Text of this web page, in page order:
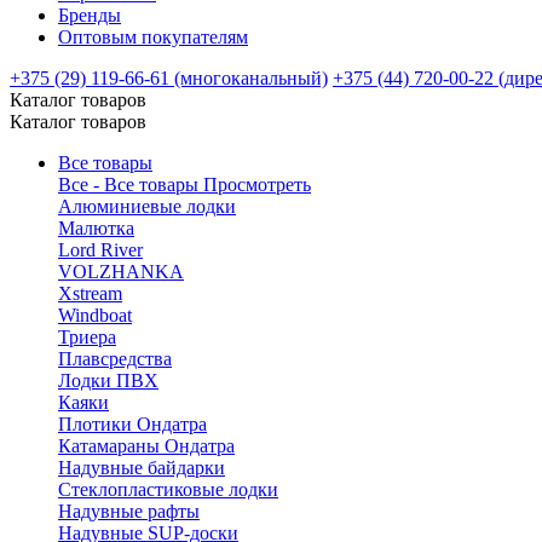
Бренды
Оптовым покупателям
+375 (29) 119-66-61 (многоканальный) +375 (44) 720-00-22
Каталог товаров
Каталог товаров
Все товары
Все - Все товары Просмотреть
Алюминиевые лодки
Малютка
Lord River
VOLZHANKA
Xstream
Windboat
Триера
Плавсредства
Лодки ПВХ
Каяки
Плотики Ондатра
Катамараны Ондатра
Надувные байдарки
Стеклопластиковые лодки
Надувные рафты
Надувные SUP-доски